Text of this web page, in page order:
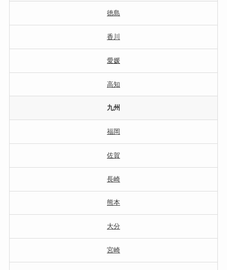
徳島
香川
愛媛
高知
九州
福岡
佐賀
長崎
熊本
大分
宮崎